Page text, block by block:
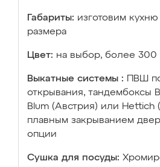
Габариты: изготовим
размера
Цвет: на выбор, более 300
Выкатные системы :
ПВШ
открывания, тандембоксы
Blum (Австрия) или Hettich
плавным закрыванием
опции
Сушка для посуды: